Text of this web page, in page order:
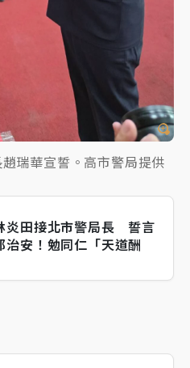
瑞華宣誓。高市警局提供
炎田接北市警局長 誓言
治安！勉同仁「天道酬